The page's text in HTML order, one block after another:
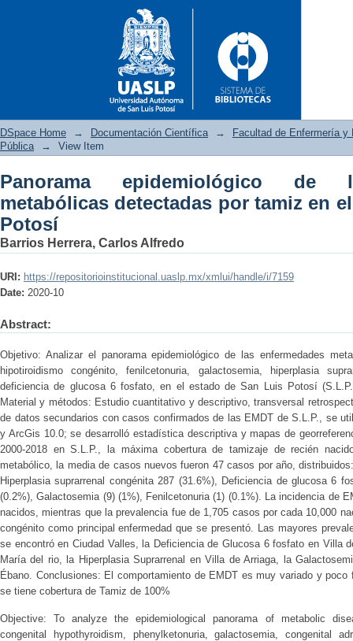
Panorama epidemiológico
en el estado de San Luis
DSpace Home → Documentación Científica →
Facultad de Enfermería y
Pública
→ View Item
Panorama epidemiológico de
metabólicas detectadas por tamiz en
Potosí
Barrios Herrera, Carlos Alfredo
URI: https://repositorioinstitucional.uaslp.mx/xmlui/handle/i/7159
Date: 2020-10
Abstract:
Objetivo: Analizar el panorama epidemiológico de las enfermedades
hipotiroidismo congénito, fenilcetonuria, galactosemia, hiperplasia
deficiencia de glucosa 6 fosfato, en el estado de San Luis Potosí
Material y métodos: Estudio cuantitativo y descriptivo, transversal
de datos secundarios con casos confirmados de las EMDT de S.L.P., se
y ArcGis 10.0; se desarrolló estadística descriptiva y mapas de
2000-2018 en S.L.P., la máxima cobertura de tamizaje de recién
metabólico, la media de casos nuevos fueron 47 casos por año,
Hiperplasia suprarrenal congénita 287 (31.6%), Deficiencia de glucosa 6
(0.2%), Galactosemia (9) (1%), Fenilcetonuria (1) (0.1%). La incidencia de
nacidos, mientras que la prevalencia fue de 1,705 casos por cada 10,000
congénito como principal enfermedad que se presentó. Las mayores
se encontró en Ciudad Valles, la Deficiencia de Glucosa 6 fosfato en Villa
María del rio, la Hiperplasia Suprarrenal en Villa de Arriaga, la
Ébano. Conclusiones: El comportamiento de EMDT es muy variado y
se tiene cobertura de Tamiz de 100%
Objective: To analyze the epidemiological panorama of metabolic
congenital hypothyroidism, phenylketonuria, galactosemia, congenital